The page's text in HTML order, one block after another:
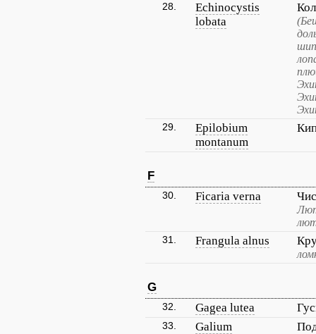
28.
Echinocystis
lobata
29.
Epilobium
montanum
F
30. Ficaria verna
31. Frangula alnus
G
32. Gagea lutea
33. Galium